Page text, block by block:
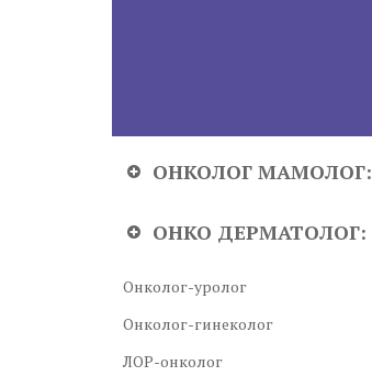
ОНКОЛОГ МАМОЛОГ:
ОНКО ДЕРМАТОЛОГ:
Онколог-уролог
Онколог-гинеколог
ЛОР-онколог